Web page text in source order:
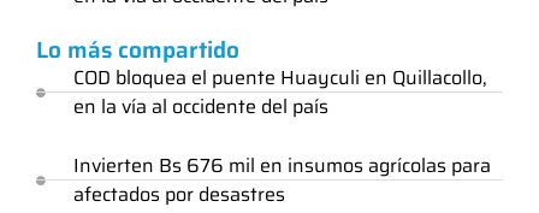
Lo más compartido
COD bloquea el puente Huayculi en Quillacollo,
en la vía al occidente del país
Invierten Bs 676 mil en insumos agrícolas para
afectados por desastres